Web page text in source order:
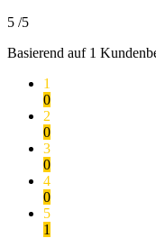
5 /5
Basierend auf 1
1
0
2
0
3
0
4
0
5
1